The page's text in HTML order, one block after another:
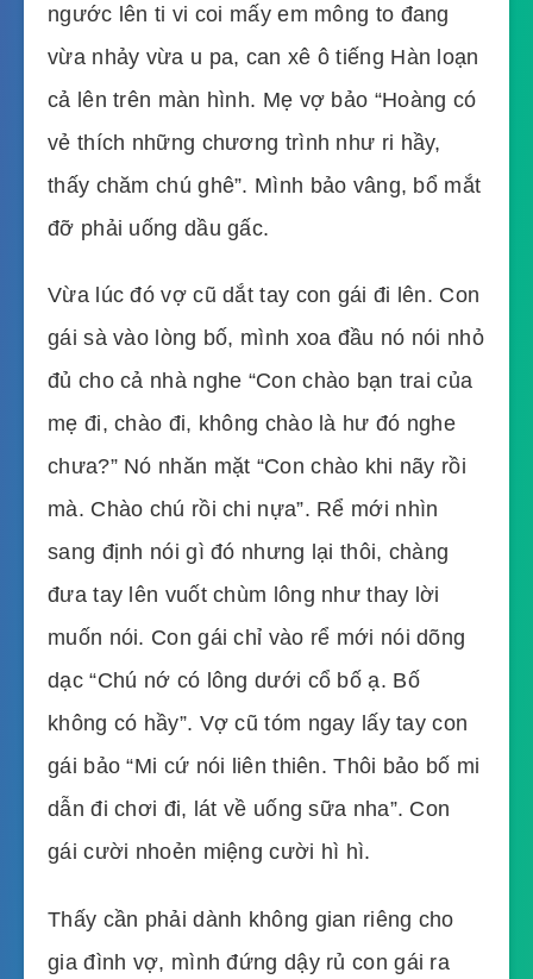
ngước lên ti vi coi mấy em mông to đang
vừa nhảy vừa u pa, can xê ô tiếng Hàn loạn
cả lên trên màn hình. Mẹ vợ bảo “Hoàng có
vẻ thích những chương trình như ri hầy,
thấy chăm chú ghê”. Mình bảo vâng, bổ mắt
đỡ phải uống dầu gấc.
Vừa lúc đó vợ cũ dắt tay con gái đi lên. Con
gái sà vào lòng bố, mình xoa đầu nó nói nhỏ
đủ cho cả nhà nghe “Con chào bạn trai của
mẹ đi, chào đi, không chào là hư đó nghe
chưa?” Nó nhăn mặt “Con chào khi nãy rồi
mà. Chào chú rồi chi nựa”. Rể mới nhìn
sang định nói gì đó nhưng lại thôi, chàng
đưa tay lên vuốt chùm lông như thay lời
muốn nói. Con gái chỉ vào rể mới nói dõng
dạc “Chú nớ có lông dưới cổ bố ạ. Bố
không có hầy”. Vợ cũ tóm ngay lấy tay con
gái bảo “Mi cứ nói liên thiên. Thôi bảo bố mi
dẫn đi chơi đi, lát về uống sữa nha”. Con
gái cười nhoẻn miệng cười hì hì.
Thấy cần phải dành không gian riêng cho
gia đình vợ, mình đứng dậy rủ con gái ra